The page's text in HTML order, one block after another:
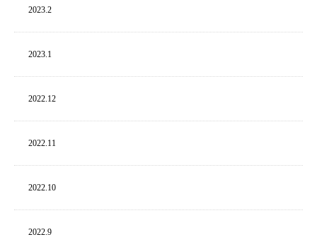
2023. 2
2023. 1
2022. 12
2022. 11
2022. 10
2022. 9